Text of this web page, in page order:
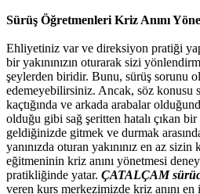
Sürüş Öğretmenleri Kriz Anını
Ehliyetiniz var ve direksiyon pratiği
bir yakınınızın oturarak sizi
şeylerden biridir. Bunu, sürüş sorunu
edemeyebilirsiniz. Ancak, söz konusu
kaçtığında ve arkada arabalar
olduğu gibi sağ şeritten hatalı çıkan bir
geldiğinizde gitmek ve durmak
yanınızda oturan yakınınız en az
eğitmeninin kriz anını yönetmesi
pratikliğinde yatar. ÇATALÇAM
veren kurs merkezimizde kriz anını